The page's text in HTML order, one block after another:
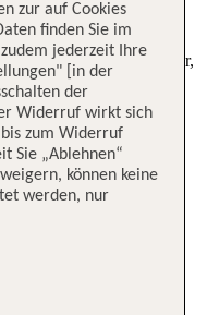
Behinderter, Schwangerer,
ist vorab mit Air
siehe Art. 2.3.).
der Buchung über ihre
haben und deren
darf Air Malta die
der besonderen
gerne bei
empfiehlt Air
zur auf Cookies
finden Sie im
zudem jederzeit Ihre
[in der
der
Widerruf wirkt sich
zum Widerruf
Sie „Ablehnen“
können keine
werden, nur